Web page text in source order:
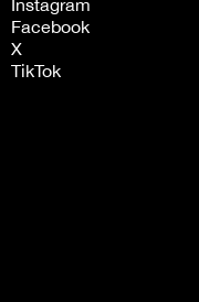
Instagram
Facebook
X
TikTok